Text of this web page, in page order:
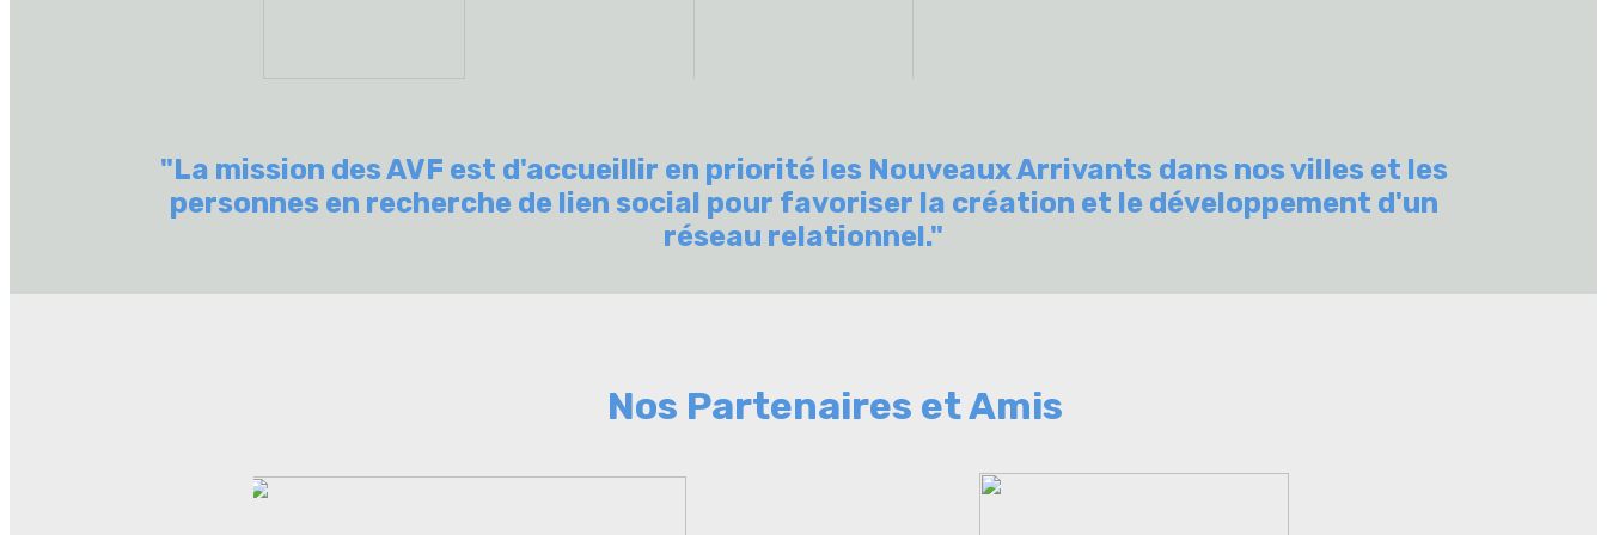
"La mission des AVF est d'accueillir en priorité les Nouveaux Arrivants dans nos villes et les
personnes en recherche de lien social pour favoriser la création et le développement d'un
réseau relationnel."
Nos Partenaires et Amis